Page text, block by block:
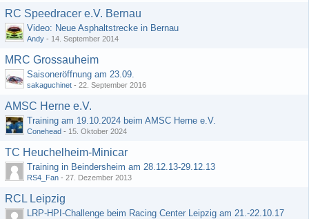
RC Speedracer e.V. Bernau
Video: Neue Asphaltstrecke in Bernau
Andy - 14. September 2014
MRC Grossauheim
Saisoneröffnung am 23.09.
sakaguchinet - 22. September 2016
AMSC Herne e.V.
Training am 19.10.2024 beim AMSC Herne e.V.
Conehead - 15. Oktober 2024
TC Heuchelheim-Minicar
Training in Beindersheim am 28.12.13-29.12.13
RS4_Fan - 27. Dezember 2013
RCL Leipzig
LRP-HPI-Challenge beim Racing Center Leipzig am 21.-22.10.17